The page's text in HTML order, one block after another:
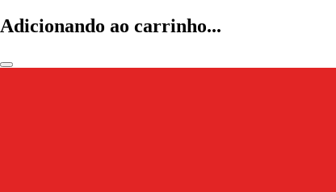
Adicionando ao carrinho...